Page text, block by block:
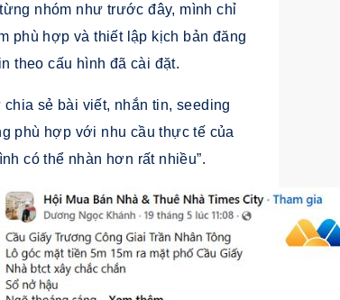
nhóm như trước đây, mình chỉ
phù hợp và thiết lập kịch bản đăng
theo cấu hình đã cài đặt.
sẻ bài viết, nhắn tin, seeding
phù hợp với nhu cầu thực tế của
có thể nhàn hơn rất nhiều”.